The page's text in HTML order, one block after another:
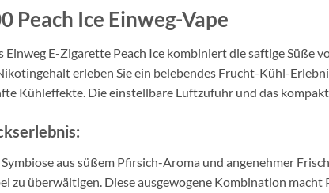
Peach Ice Einweg-Vape
Einweg E-Zigarette Peach Ice kombiniert die saftige
erleben Sie ein belebendes Frucht-Kühl-
Kühleffekte. Die einstellbare Luftzufuhr und das
aus süßem Pfirsich-Aroma und angenehmer
zu überwältigen. Diese ausgewogene Kombination